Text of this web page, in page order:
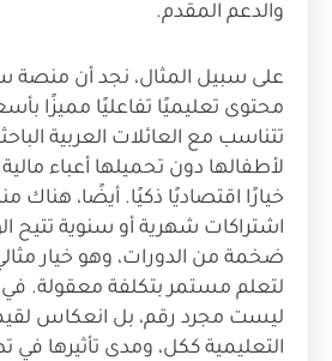
والدعم المقدم.
على سبيل المثال، نجد أن منصة
محتوى تعليميًا تفاعليًا مميزًا
تتناسب مع العائلات العربية
لأطفالها دون تحميلها أعباء
خيارًا اقتصاديًا ذكيًا. أيضًا، هناك
اشتراكات شهرية أو سنوية تتيح
ضخمة من الدورات، وهو خيار
لتعلم مستمر بتكلفة معقولة. في
ليست مجرد رقم، بل انعكاس
التعليمية ككل، ومدى تأثيرها في